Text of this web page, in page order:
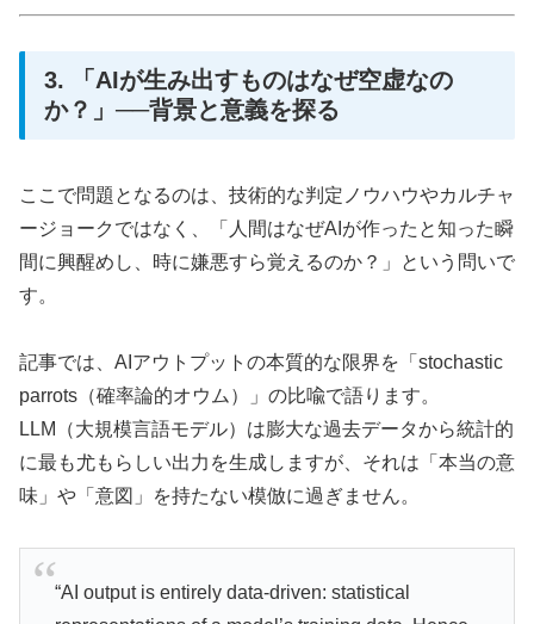
3. 「AIが生み出すものはなぜ空虚なの
か？」──背景と意義を探る
ここで問題となるのは、技術的な判定ノウハウやカルチャ
ージョークではなく、「人間はなぜAIが作ったと知った瞬
間に興醒めし、時に嫌悪すら覚えるのか？」という問いで
す。
記事では、AIアウトプットの本質的な限界を「stochastic
parrots（確率論的オウム）」の比喩で語ります。
LLM（大規模言語モデル）は膨大な過去データから統計的
に最も尤もらしい出力を生成しますが、それは「本当の意
味」や「意図」を持たない模倣に過ぎません。
“AI output is entirely data-driven: statistical